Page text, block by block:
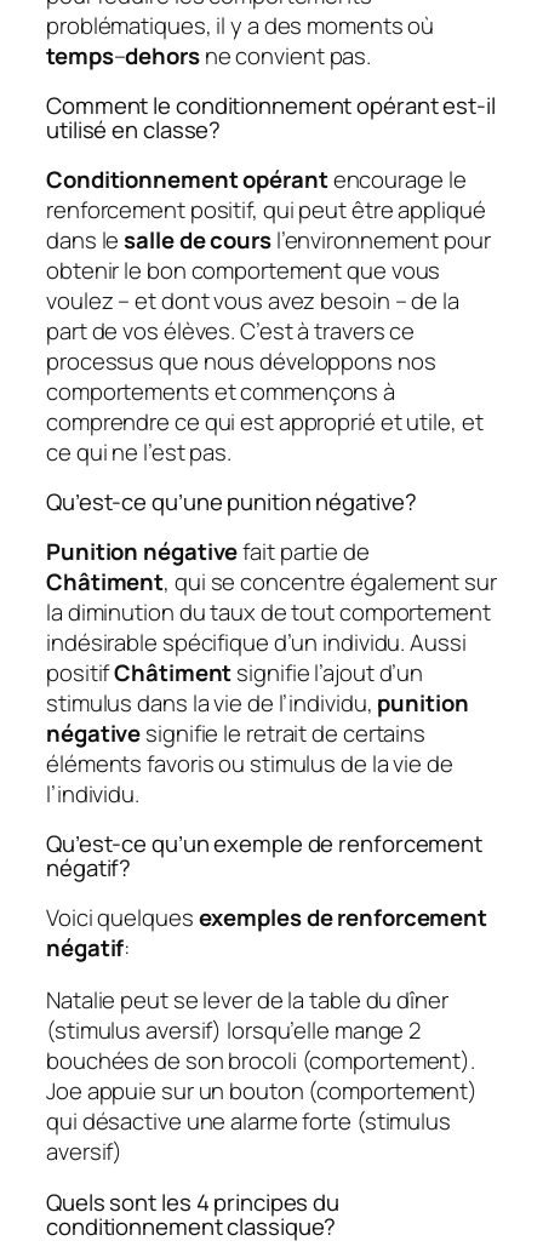
problématiques, il y a des moments où
temps–dehorsne convient pas.
Comment le conditionnement opérant est-il
utilisé en classe?
Conditionnement opérantencourage le
renforcement positif, qui peut être appliqué
dans lesalle de coursl’environnement pour
obtenir le bon comportement que vous
voulez – et dont vous avez besoin – de la
part de vos élèves. C’est à travers ce
processus que nous développons nos
comportements et commençons à
comprendre ce qui est approprié et utile, et
ce qui ne l’est pas.
Qu’est-ce qu’une punition négative?
Punition négativefait partie de
Châtiment, qui se concentre également sur
la diminution du taux de tout comportement
indésirable spécifique d’un individu. Aussi
positifChâtimentsignifie l’ajout d’un
stimulus dans la vie de l’individu, punition
négativesignifie le retrait de certains
éléments favoris ou stimulus de la vie de
l’individu.
Qu’est-ce qu’un exemple de renforcement
négatif?
Voici quelquesexemples de renforcement
négatif:
Natalie peut se lever de la table du dîner
(stimulus aversif) lorsqu’elle mange 2
bouchées de son brocoli (comportement).
Joe appuie sur un bouton (comportement)
qui désactive une alarme forte (stimulus
aversif)
Quels sont les 4 principes du
conditionnement classique?